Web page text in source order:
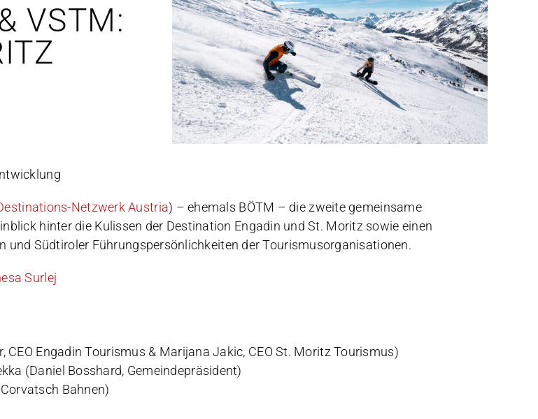
VSTM:
Netzwerk Austria) – ehemals BÖTM – die zweite gemeinsame
hinter die Kulissen der Destination Engadin und St. Moritz sowie einen
Südtiroler Führungspersönlichkeiten der Tourismusorganisationen.
Surlej
Engadin Tourismus & Marijana Jakic, CEO St. Moritz Tourismus)
(Daniel Bosshard, Gemeindepräsident)
Bahnen)